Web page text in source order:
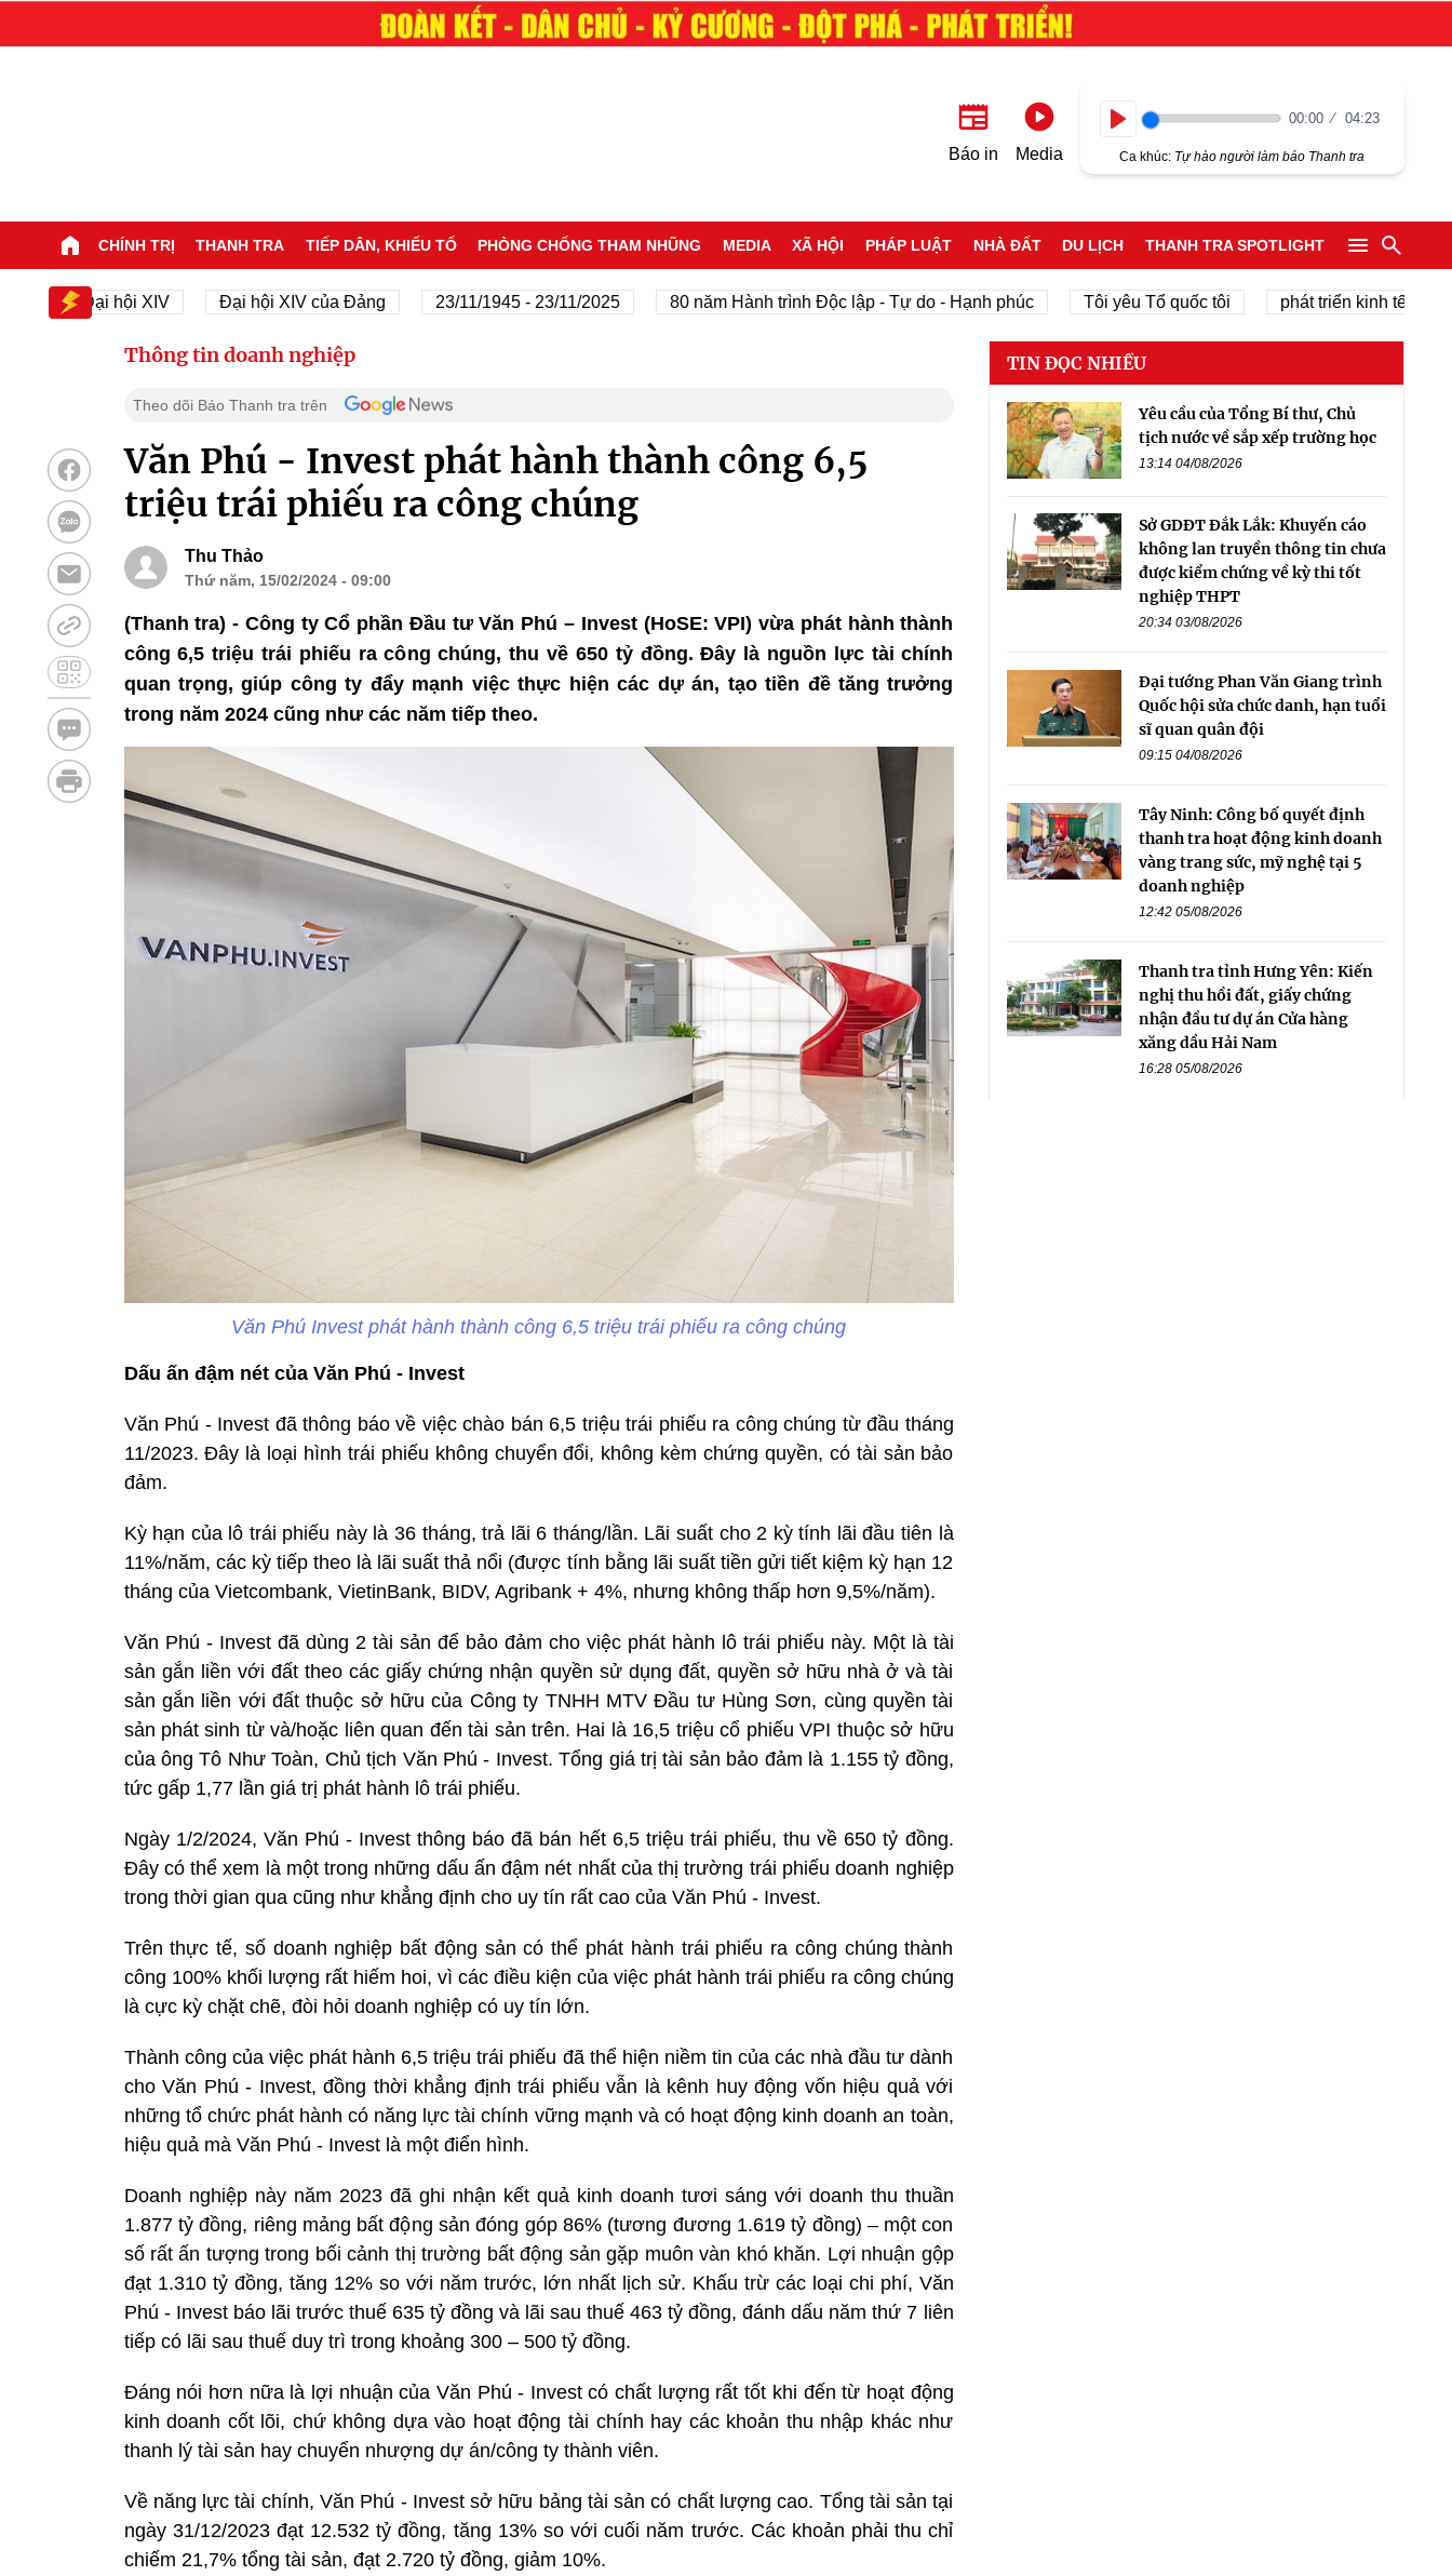
Báo in Media
00:00 04:23
Ca khúc: Tự hào người làm báo Thanh tra
CHÍNH TRỊ THANH TRA TIẾP DÂN, KHIẾU TỐ PHÒNG CHỐNG THAM NHŨNG MEDIA XÃ HỘI PHÁP LUẬT NHÀ ĐẤT DU LỊCH THANH TRA SPOTLIGHT
Đại hội XIV Đại hội XIV của Đảng 23/11/1945 - 23/11/2025 80 năm Hành trình Độc lập - Tự do - Hạnh phúc Tôi yêu Tổ quốc tôi phát triển kinh tế tư nhân
Thông tin doanh nghiệp
Theo dõi Báo Thanh tra trên
Văn Phú - Invest phát hành thành công 6,5
triệu trái phiếu ra công chúng
Thu Thảo
Thứ năm, 15/02/2024 - 09:00
(Thanh tra) - Công ty Cổ phần Đầu tư Văn Phú – Invest (HoSE: VPI) vừa phát hành thành
công 6,5 triệu trái phiếu ra công chúng, thu về 650 tỷ đồng. Đây là nguồn lực tài chính
quan trọng, giúp công ty đẩy mạnh việc thực hiện các dự án, tạo tiền đề tăng trưởng
trong năm 2024 cũng như các năm tiếp theo.
Văn Phú Invest phát hành thành công 6,5 triệu trái phiếu ra công chúng
Dấu ấn đậm nét của Văn Phú - Invest
Văn Phú - Invest đã thông báo về việc chào bán 6,5 triệu trái phiếu ra công chúng từ đầu tháng
11/2023. Đây là loại hình trái phiếu không chuyển đổi, không kèm chứng quyền, có tài sản bảo
đảm.
Kỳ hạn của lô trái phiếu này là 36 tháng, trả lãi 6 tháng/lần. Lãi suất cho 2 kỳ tính lãi đầu tiên là
11%/năm, các kỳ tiếp theo là lãi suất thả nổi (được tính bằng lãi suất tiền gửi tiết kiệm kỳ hạn 12
tháng của Vietcombank, VietinBank, BIDV, Agribank + 4%, nhưng không thấp hơn 9,5%/năm).
Văn Phú - Invest đã dùng 2 tài sản để bảo đảm cho việc phát hành lô trái phiếu này. Một là tài
sản gắn liền với đất theo các giấy chứng nhận quyền sử dụng đất, quyền sở hữu nhà ở và tài
sản gắn liền với đất thuộc sở hữu của Công ty TNHH MTV Đầu tư Hùng Sơn, cùng quyền tài
sản phát sinh từ và/hoặc liên quan đến tài sản trên. Hai là 16,5 triệu cổ phiếu VPI thuộc sở hữu
của ông Tô Như Toàn, Chủ tịch Văn Phú - Invest. Tổng giá trị tài sản bảo đảm là 1.155 tỷ đồng,
tức gấp 1,77 lần giá trị phát hành lô trái phiếu.
Ngày 1/2/2024, Văn Phú - Invest thông báo đã bán hết 6,5 triệu trái phiếu, thu về 650 tỷ đồng.
Đây có thể xem là một trong những dấu ấn đậm nét nhất của thị trường trái phiếu doanh nghiệp
trong thời gian qua cũng như khẳng định cho uy tín rất cao của Văn Phú - Invest.
Trên thực tế, số doanh nghiệp bất động sản có thể phát hành trái phiếu ra công chúng thành
công 100% khối lượng rất hiếm hoi, vì các điều kiện của việc phát hành trái phiếu ra công chúng
là cực kỳ chặt chẽ, đòi hỏi doanh nghiệp có uy tín lớn.
Thành công của việc phát hành 6,5 triệu trái phiếu đã thể hiện niềm tin của các nhà đầu tư dành
cho Văn Phú - Invest, đồng thời khẳng định trái phiếu vẫn là kênh huy động vốn hiệu quả với
những tổ chức phát hành có năng lực tài chính vững mạnh và có hoạt động kinh doanh an toàn,
hiệu quả mà Văn Phú - Invest là một điển hình.
Doanh nghiệp này năm 2023 đã ghi nhận kết quả kinh doanh tươi sáng với doanh thu thuần
1.877 tỷ đồng, riêng mảng bất động sản đóng góp 86% (tương đương 1.619 tỷ đồng) – một con
số rất ấn tượng trong bối cảnh thị trường bất động sản gặp muôn vàn khó khăn. Lợi nhuận gộp
đạt 1.310 tỷ đồng, tăng 12% so với năm trước, lớn nhất lịch sử. Khấu trừ các loại chi phí, Văn
Phú - Invest báo lãi trước thuế 635 tỷ đồng và lãi sau thuế 463 tỷ đồng, đánh dấu năm thứ 7 liên
tiếp có lãi sau thuế duy trì trong khoảng 300 – 500 tỷ đồng.
Đáng nói hơn nữa là lợi nhuận của Văn Phú - Invest có chất lượng rất tốt khi đến từ hoạt động
kinh doanh cốt lõi, chứ không dựa vào hoạt động tài chính hay các khoản thu nhập khác như
thanh lý tài sản hay chuyển nhượng dự án/công ty thành viên.
Về năng lực tài chính, Văn Phú - Invest sở hữu bảng tài sản có chất lượng cao. Tổng tài sản tại
ngày 31/12/2023 đạt 12.532 tỷ đồng, tăng 13% so với cuối năm trước. Các khoản phải thu chỉ
chiếm 21,7% tổng tài sản, đạt 2.720 tỷ đồng, giảm 10%.
TIN ĐỌC NHIỀU
Yêu cầu của Tổng Bí thư, Chủ
tịch nước về sắp xếp trường học
13:14 04/08/2026
Sở GDĐT Đắk Lắk: Khuyến cáo
không lan truyền thông tin chưa
được kiểm chứng về kỳ thi tốt
nghiệp THPT
20:34 03/08/2026
Đại tướng Phan Văn Giang trình
Quốc hội sửa chức danh, hạn tuổi
sĩ quan quân đội
09:15 04/08/2026
Tây Ninh: Công bố quyết định
thanh tra hoạt động kinh doanh
vàng trang sức, mỹ nghệ tại 5
doanh nghiệp
12:42 05/08/2026
Thanh tra tỉnh Hưng Yên: Kiến
nghị thu hồi đất, giấy chứng
nhận đầu tư dự án Cửa hàng
xăng dầu Hải Nam
16:28 05/08/2026